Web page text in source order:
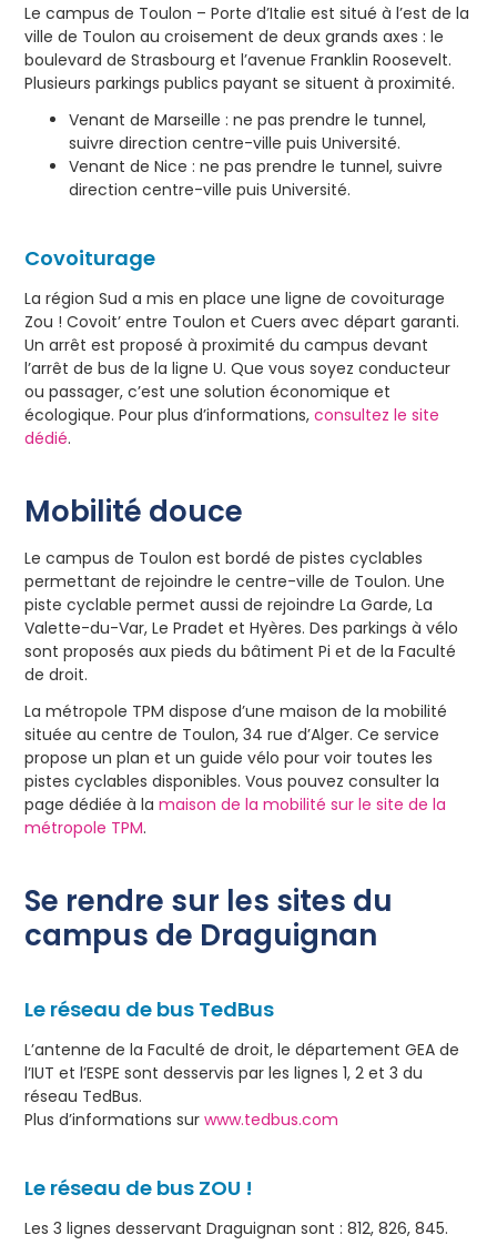
Le campus de Toulon – Porte d’Italie est situé à l’est de la
ville de Toulon au croisement de deux grands axes : le
boulevard de Strasbourg et l’avenue Franklin Roosevelt.
Plusieurs parkings publics payant se situent à proximité.
Venant de Marseille : ne pas prendre le tunnel,
suivre direction centre-ville puis Université.
Venant de Nice : ne pas prendre le tunnel, suivre
direction centre-ville puis Université.
Covoiturage
La région Sud a mis en place une ligne de covoiturage
Zou ! Covoit’ entre Toulon et Cuers avec départ garanti.
Un arrêt est proposé à proximité du campus devant
l’arrêt de bus de la ligne U. Que vous soyez conducteur
ou passager, c’est une solution économique et
écologique. Pour plus d’informations,consultez le site
dédié.
Mobilité douce
Le campus de Toulon est bordé de pistes cyclables
permettant de rejoindre le centre-ville de Toulon. Une
piste cyclable permet aussi de rejoindre La Garde, La
Valette-du-Var, Le Pradet et Hyères. Des parkings à vélo
sont proposés aux pieds du bâtiment Pi et de la Faculté
de droit.
La métropole TPM dispose d’une maison de la mobilité
située au centre de Toulon, 34 rue d’Alger. Ce service
propose un plan et un guide vélo pour voir toutes les
pistes cyclables disponibles. Vous pouvez consulter la
page dédiée à lamaison de la mobilité sur le site de la
métropole TPM.
Se rendre sur les sites du
campus de Draguignan
Le réseau de bus TedBus
L’antenne de la Faculté de droit, le département GEA de
l’IUT et l’ESPE sont desservis par les lignes 1, 2 et 3 du
réseau TedBus.
Plus d’informations surwww.tedbus.com
Le réseau de bus ZOU !
Les 3 lignes desservant Draguignan sont : 812, 826, 845.